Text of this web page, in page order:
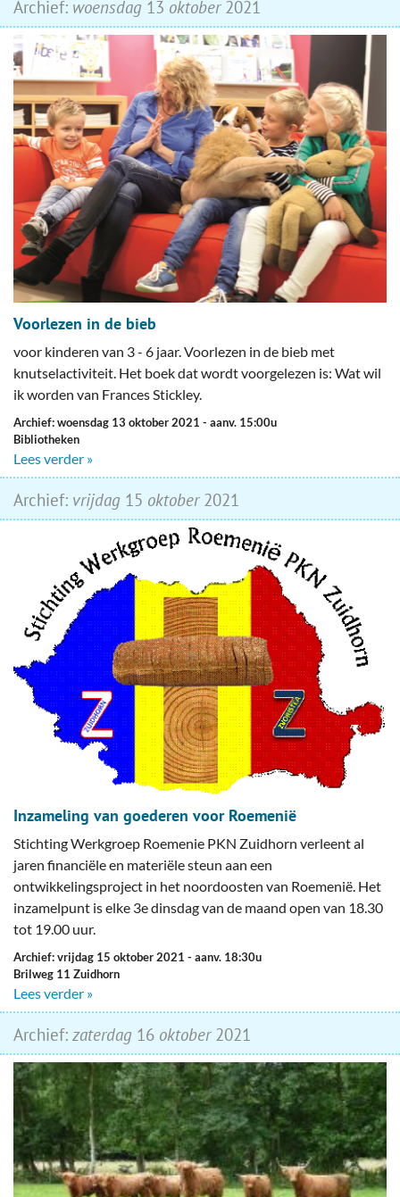
Archief: woensdag 13 oktober2021
Voorlezen in de bieb
voor kinderen van 3 - 6 jaar. Voorlezen in de bieb met
knutselactiviteit. Het boek dat wordt voorgelezen is: Wat wil
ik worden van Frances Stickley.
Archief: woensdag 13 oktober 2021 - aanv. 15:00u
Bibliotheken
Lees verder »
Archief: vrijdag 15 oktober2021
Inzameling van goederen voor Roemenië
Stichting Werkgroep Roemenie PKN Zuidhorn verleent al
jaren financiële en materiële steun aan een
ontwikkelingsproject in het noordoosten van Roemenië. Het
inzamelpunt is elke 3e dinsdag van de maand open van 18.30
tot 19.00 uur.
Archief: vrijdag 15 oktober 2021 - aanv. 18:30u
Brilweg 11 Zuidhorn
Lees verder »
Archief: zaterdag 16 oktober2021